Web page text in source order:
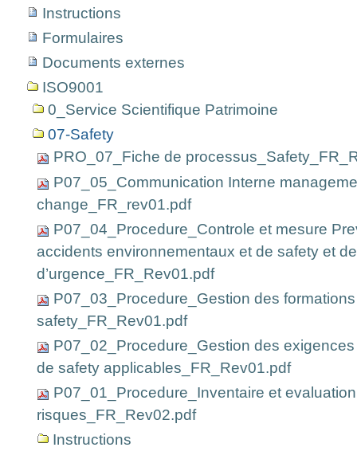
Instructions
Formulaires
Documents externes
ISO9001
0_Service Scientifique Patrimoine
07-Safety
PRO_07_Fiche de
P07_05_Communication Interne
change_FR_rev01.pdf
P07_04_Procedure_Controle et mesure
accidents environnementaux et de safety et
d’urgence_FR_Rev01.pdf
P07_03_Procedure_Gestion des
safety_FR_Rev01.pdf
P07_02_Procedure_Gestion des
de safety applicables_FR_Rev01.pdf
P07_01_Procedure_Inventaire et
risques_FR_Rev02.pdf
Instructions